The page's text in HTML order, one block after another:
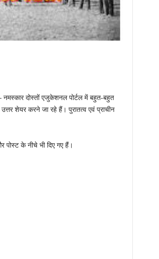
दोस्तों एजुकेशनल पोर्टल में बहुत-बहुत
शेयर करने जा रहे हैं। पुरातत्व एवं प्राचीन
के नीचे भी दिए गए हैं।